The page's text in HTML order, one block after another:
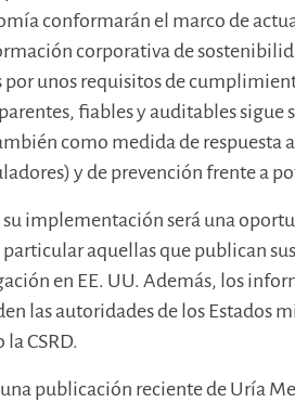
conformarán el marco de
corporativa de
por unos requisitos de
fiables y auditables
como medida de respuesta
y de prevención frente a
implementación será una
aquellas que publican
en EE. UU. Además, los
las autoridades de los Estados
CSRD.
publicación reciente de Uría